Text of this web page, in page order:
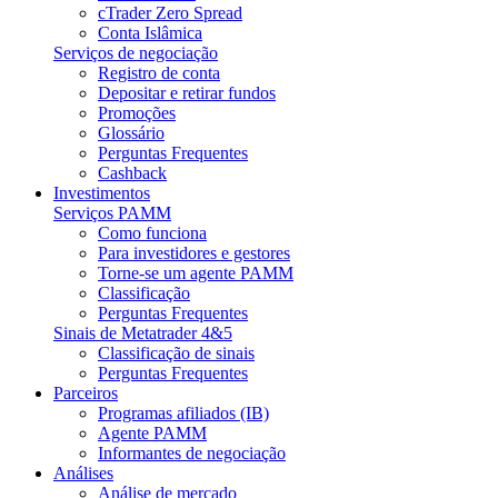
cTrader Zero Spread
Conta Islâmica
Serviços de negociação
Registro de conta
Depositar e retirar fundos
Promoções
Glossário
Perguntas Frequentes
Cashback
Investimentos
Serviços PAMM
Como funciona
Para investidores e gestores
Torne-se um agente PAMM
Classificação
Perguntas Frequentes
Sinais de Metatrader 4&5
Classificação de sinais
Perguntas Frequentes
Parceiros
Programas afiliados (IB)
Agente PAMM
Informantes de negociação
Análises
Análise de mercado